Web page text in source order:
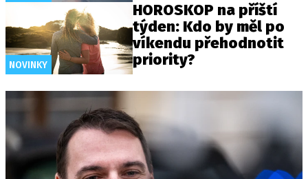
NOVINKY
HOROSKOP na příští
týden: Kdo by měl po
víkendu přehodnotit
priority?